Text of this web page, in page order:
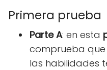
Primera prueba
Parte A: en esta
comprueba
las habilidades